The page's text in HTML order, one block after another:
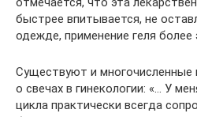
быстрее впитывается, не
одежде, применение геля более
Существуют и
о свечах в гинекологии: «… У
цикла практически всегда